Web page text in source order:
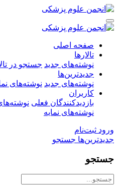
صفحه اصلی
تالارها
نوشته‌های جدید جستجو در
جدیدترین‌ها
نوشته‌های جدید نوشته‌های
کاربران
بازدیدکنندگان فعلی
نوشته‌های نمایه
ورود ثبت‌نام
جدیدترین‌ها جستجو
جستجو